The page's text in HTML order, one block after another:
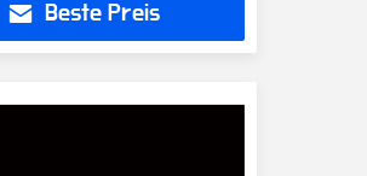
Beste Preis